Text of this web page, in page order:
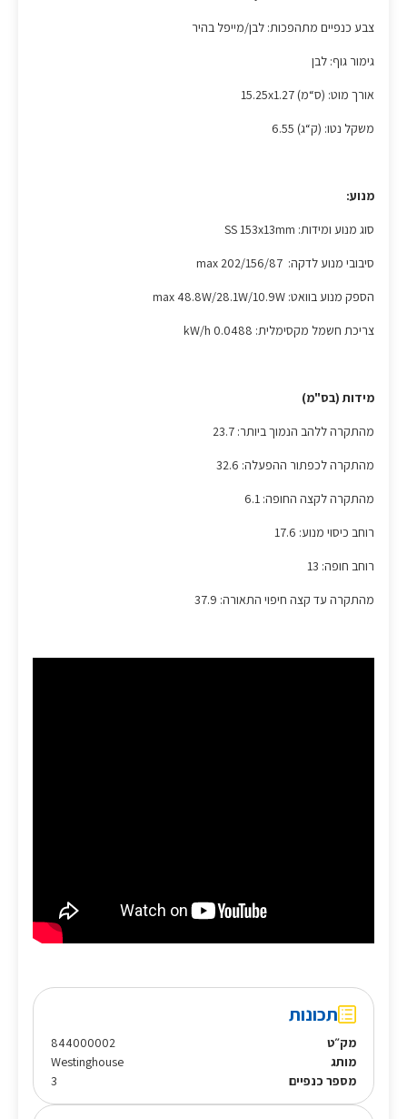
צבע כנפיים מתהפכות: לבן/מייפל בהיר
גימור גוף: לבן
אורך מוט: (ס“מ) 15.25x1.27
משקל נטו: (ק“ג) 6.55
מנוע:
סוג מנוע ומידות: SS 153x13mm
סיבובי מנוע לדקה: max 202/156/87
הספק מנוע בוואט: max 48.8W/28.1W/10.9W
צריכת חשמל מקסימלית: 0.0488 kW/h
מידות (בס"מ)
מהתקרה ללהב הנמוך ביותר: 23.7
מהתקרה לכפתור ההפעלה: 32.6
מהתקרה לקצה החופה: 6.1
רוחב כיסוי מנוע: 17.6
רוחב חופה: 13
מהתקרה עד קצה חיפוי התאורה: 37.9
תכונות
מק״ט
844000002
מותג
Westinghouse
מספר כנפיים
3